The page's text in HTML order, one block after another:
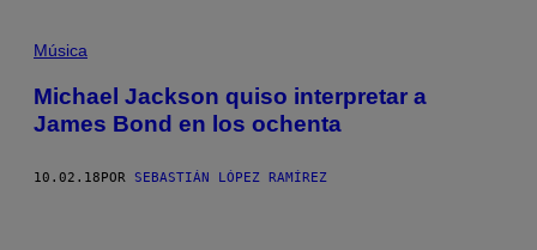
Música
Michael Jackson quiso interpretar a
James Bond en los ochenta
10.02.18POR SEBASTIÁN LÓPEZ RAMÍREZ